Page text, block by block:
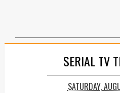
SERIAL TV
SATURDAY,